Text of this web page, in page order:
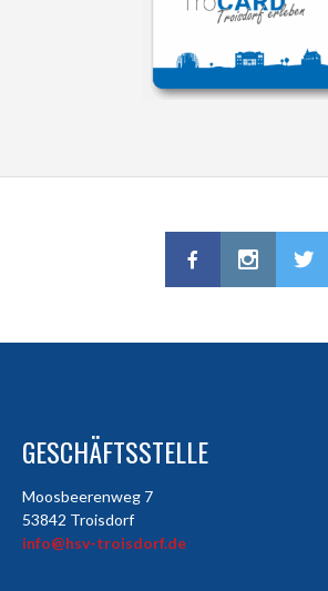
GESCHÄFTSSTELLE
Moosbeerenweg 7
53842 Troisdorf
info@hsv-troisdorf.de